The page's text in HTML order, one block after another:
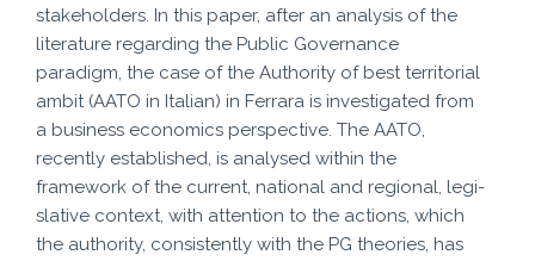
stakeholders. In this paper, after an analysis of the
literature regarding the Public Governance
paradigm, the case of the Authority of best territorial
ambit (AATO in Italian) in Ferrara is investigated from
a business economics perspective. The AATO,
recently established, is analysed within the
framework of the current, national and regional, legi-
slative context, with attention to the actions, which
the authority, consistently with the PG theories, has